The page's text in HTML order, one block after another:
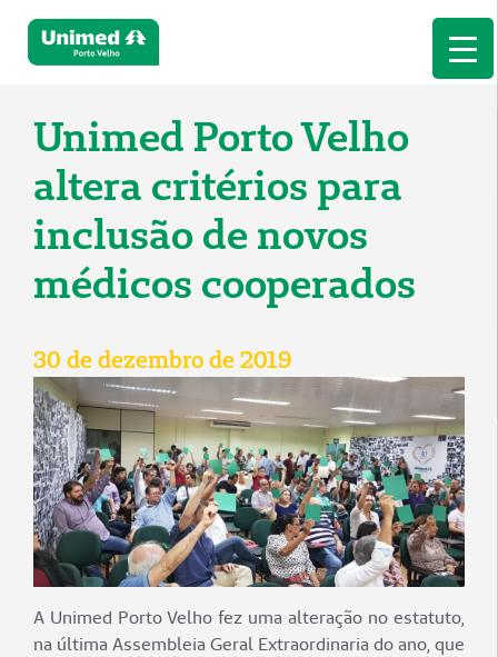
Unimed Porto Velho
altera critérios para
inclusão de novos
médicos cooperados
30 de dezembro de 2019
A Unimed Porto Velho fez uma alteração no estatuto,
na última Assembleia Geral Extraordinaria do ano, que